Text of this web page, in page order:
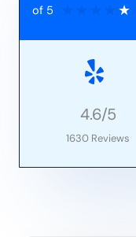
of 5 ★
4.6/5
1630 Reviews